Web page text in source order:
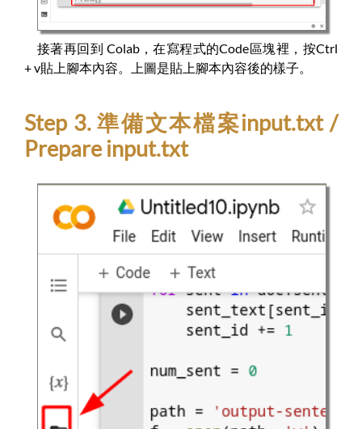
接著再回到 Colab，在寫程式的Code區塊裡，按Ctrl
+ v貼上腳本內容。上圖是貼上腳本內容後的樣子。
Step 3. 準備文本檔案input.txt /
Prepare input.txt